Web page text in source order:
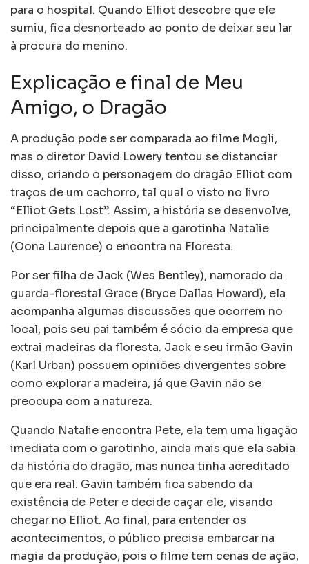
para o hospital. Quando Elliot descobre que ele
sumiu, fica desnorteado ao ponto de deixar seu lar
à procura do menino.
Explicação e final de Meu
Amigo, o Dragão
A produção pode ser comparada ao filme Mogli,
mas o diretor David Lowery tentou se distanciar
disso, criando o personagem do dragão Elliot com
traços de um cachorro, tal qual o visto no livro
“Elliot Gets Lost”. Assim, a história se desenvolve,
principalmente depois que a garotinha Natalie
(Oona Laurence) o encontra na Floresta.
Por ser filha de Jack (Wes Bentley), namorado da
guarda-florestal Grace (Bryce Dallas Howard), ela
acompanha algumas discussões que ocorrem no
local, pois seu pai também é sócio da empresa que
extrai madeiras da floresta. Jack e seu irmão Gavin
(Karl Urban) possuem opiniões divergentes sobre
como explorar a madeira, já que Gavin não se
preocupa com a natureza.
Quando Natalie encontra Pete, ela tem uma ligação
imediata com o garotinho, ainda mais que ela sabia
da história do dragão, mas nunca tinha acreditado
que era real. Gavin também fica sabendo da
existência de Peter e decide caçar ele, visando
chegar no Elliot. Ao final, para entender os
acontecimentos, o público precisa embarcar na
magia da produção, pois o filme tem cenas de ação,